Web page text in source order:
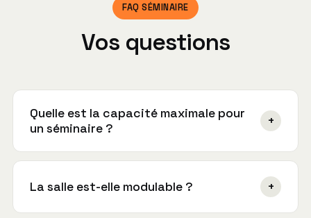
FAQ SÉMINAIRE
Vos questions
Quelle est la capacité maximale pour
un séminaire ?
+
La salle LT-91 accueille jusqu'à 22 personnes,
format. Pour un comité plus restreint, la LT-92
(jusqu'à 12 personnes) peut convenir.
La salle est-elle modulable ? +